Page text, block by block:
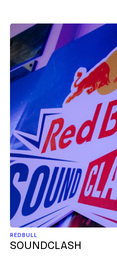
REDBULL
SOUNDCLASH